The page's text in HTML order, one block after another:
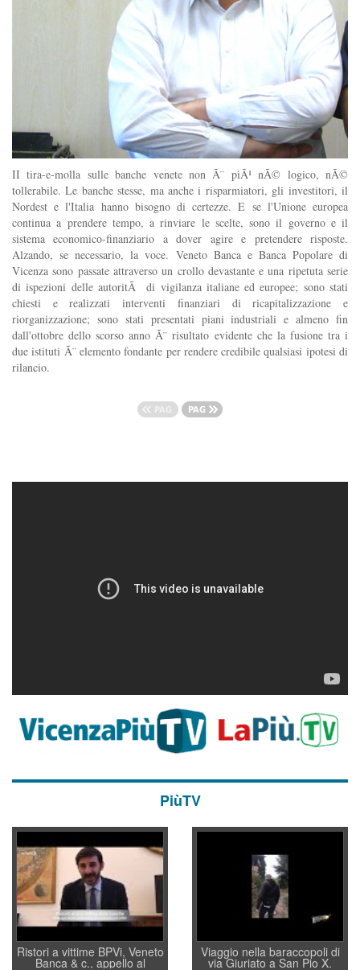
II tira-e-molla sulle banche venete non Ã¨ piÃ¹ nÃ© logico, nÃ©
tollerabile. Le banche stesse, ma anche i risparmiatori, gli investitori, il
Nordest e l'Italia hanno bisogno di certezze. E se l'Unione europea
continua a prendere tempo, a rinviare le scelte, sono il governo e il
sistema economico-finanziario a dover agire e pretendere risposte.
Alzando, se necessario, la voce. Veneto Banca e Banca Popolare di
Vicenza sono passate attraverso un crollo devastante e una ripetuta serie
di ispezioni delle autoritÃ di vigilanza italiane ed europee; sono stati
chiesti e realizzati interventi finanziari di ricapitalizzazione e
riorganizzazione; sono stati presentati piani industriali e almeno fin
dall'ottobre dello scorso anno Ã¨ risultato evidente che la fusione tra i
due istituti Ã¨ elemento fondante per rendere credibile qualsiasi ipotesi di
rilancio.
PiùTV
Ristori a vittime BPVi, Veneto
Banca & c., appello al
Viaggio nella baraccopoli di
via Giuriato a San Pio X.